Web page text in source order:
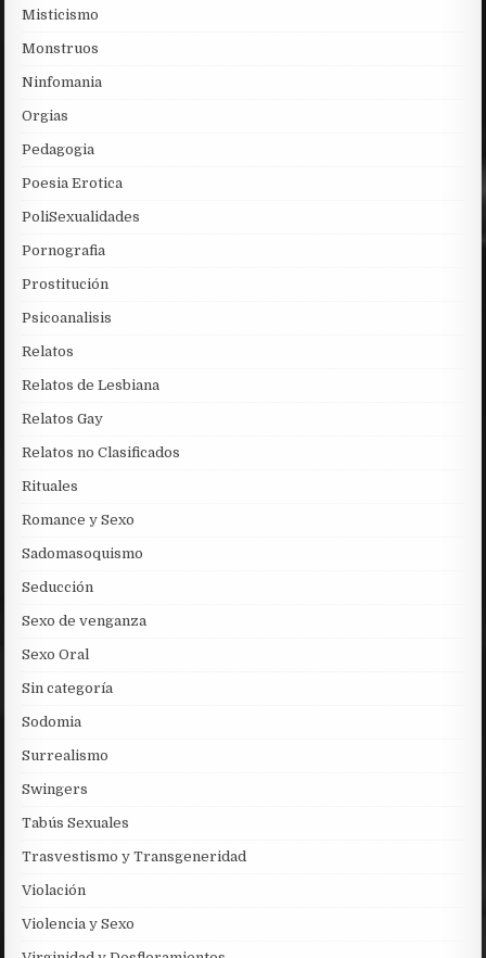
Misticismo
Monstruos
Ninfomania
Orgias
Pedagogia
Poesia Erotica
PoliSexualidades
Pornografia
Prostitución
Psicoanalisis
Relatos
Relatos de Lesbiana
Relatos Gay
Relatos no Clasificados
Rituales
Romance y Sexo
Sadomasoquismo
Seducción
Sexo de venganza
Sexo Oral
Sin categoría
Sodomia
Surrealismo
Swingers
Tabús Sexuales
Trasvestismo y Transgeneridad
Violación
Violencia y Sexo